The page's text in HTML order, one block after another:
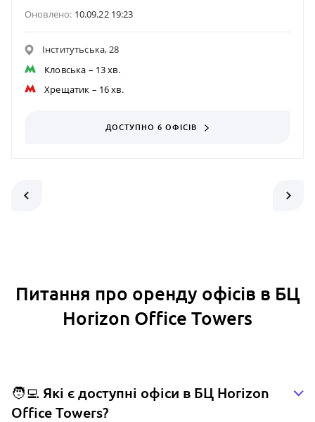
Оновлено: 10.09.22 19:23
Інститутьська, 28
Кловська – 13 хв.
Хрещатик – 16 хв.
ДОСТУПНО 6 ОФІСІВ
Питання про оренду офісів в БЦ
Horizon Office Towers
🧑‍💻 Які є доступні офіси в БЦ Horizon
Office Towers?